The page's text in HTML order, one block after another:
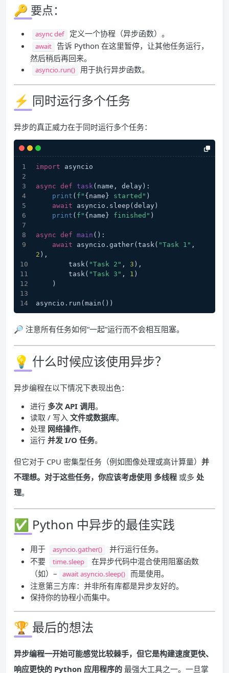
🔑 要点：
async def 定义一个协程（异步函数）。
await
告诉 Python 在这里暂停，让其他任务运行，
然后稍后再回来。
asyncio.run() 用于执行异步函数。
⚡ 同时运行多个任务
异步的真正威力在于同时运行多个任务：
import asyncio
async def task( name, delay ):
print ( f" {name} started" )
await asyncio.sleep(delay)
print ( f" {name} finished" )
async def main ():
await asyncio.gather(task( "Task 1"
2 ),
        task(
"Task 2" , 3 ),
        task(
"Task 3" , 1 )
    )
asyncio.run(main())
🔎 注意所有任务如何“一起”运行而不会相互阻塞。
💡 什么时候应该使用异步？
异步编程在以下情况下表现出色：
进行 多次 API 调用。
读取 / 写入 文件或数据库。
处理 网络操作。
运行 并发 I/O 任务。
但它对于 CPU 密集型任务（例如图像处理或高计算量） 并
不理想。对于这些任务，你应该考虑使用 多线程 或多 处
理。
✅ Python 中异步的最佳实践
用于 asyncio.gather()
并行运行任务。
不要
time.sleep
在异步代码中混合使用阻塞函数
（如）–
await asyncio.sleep() 而是使用。
注意第三方库：并非所有库都是异步友好的。
保持你的协程小而集中。
🏆 最后的想法
异步编程一开始可能感觉比较棘手，但它是构建速度更快、
响应更快的 Python 应用程序的 最强大工具之一。一旦掌